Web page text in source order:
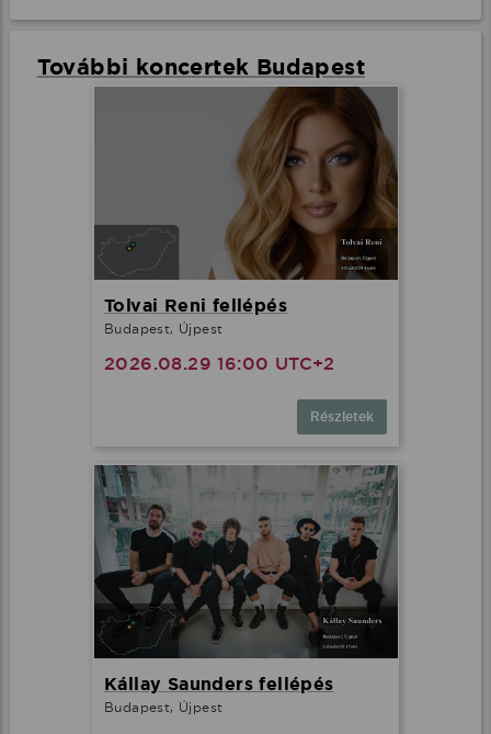
További koncertek Budapest
Tolvai Reni fellépés
Budapest, Újpest
2026.08.29 16:00 UTC+2
Részletek
Kállay Saunders fellépés
Budapest, Újpest